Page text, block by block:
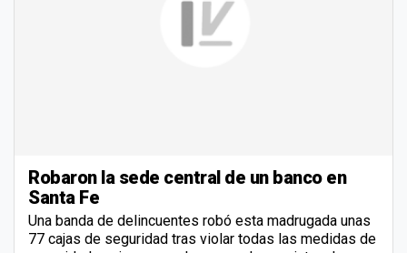
Robaron la sede central de un banco en
Santa Fe
Una banda de delincuentes robó esta madrugada unas
77 cajas de seguridad tras violar todas las medidas de